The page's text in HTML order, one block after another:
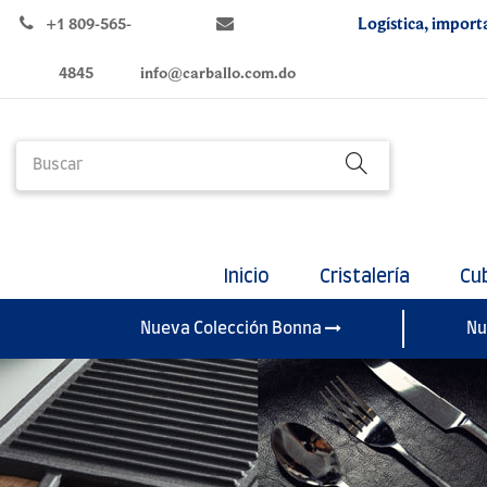
+1 809-565-
4845 info@carballo.com.do
Logística,
Inicio Cristalería
Nueva Colección Bonna